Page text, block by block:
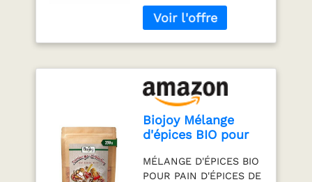
muscade pour
rehausser vos plats
de qualité supérieure
provenant de Turquie,
garantissant des
arômes riches et une
fraîcheur optimale pour
vos préparations
culinaires 100% Naturel:
Biojoy Mélange
d'épices BIO pour
Nuremberg, 250 g
MÉLANGE D'ÉPICES BIO
POUR PAIN D'ÉPICES DE